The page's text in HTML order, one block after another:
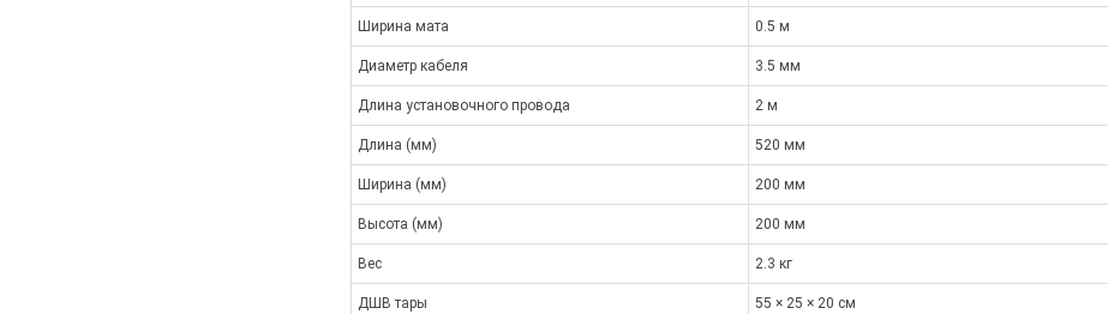
Ширина мата 0.5 м
Диаметр кабеля 3.5 мм
Длина установочного провода 2 м
Длина (мм) 520 мм
Ширина (мм) 200 мм
Высота (мм) 200 мм
Вес 2.3 кг
ДШВ тары 55 × 25 × 20 см